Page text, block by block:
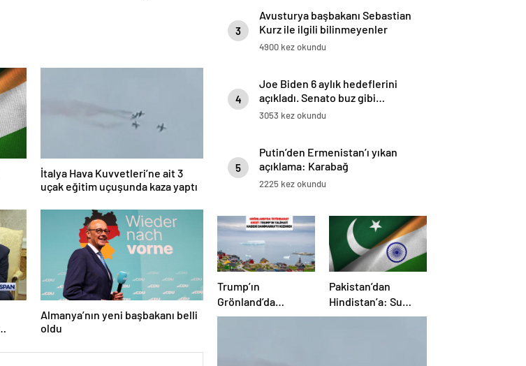
İtalya Hava Kuvvetleri’ne ait 3
uçak eğitim uçuşunda kaza yaptı
Almanya’nın yeni başbakanı belli
oldu
3
Avusturya başbakanı Sebastian
Kurz ile ilgili bilinmeyenler
4900 kez okundu
4
Joe Biden 6 aylık hedeflerini
açıkladı. Senato buz gibi…
3053 kez okundu
5
Putin’den Ermenistan’ı yıkan
açıklama: Karabağ
Azerbaycan’ın ayrılmaz bir
2225 kez okundu
Trump’ın
Grönland’da
‘casusluk’ planı kriz
Pakistan’dan
Hindistan’a: Su
bizim kırmızı